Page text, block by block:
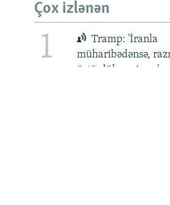
RFE/RL-in bütün saytları
Çox izlənən
1
Tramp: 'İranla
müharibədənsə,
üstünlük verirəm'